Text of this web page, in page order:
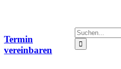
Termin
vereinbaren
Suche
nach: